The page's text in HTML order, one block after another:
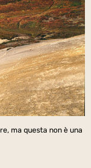
ma questa non è una